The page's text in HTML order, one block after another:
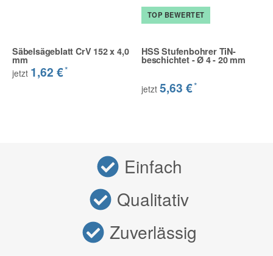
Säbelsägeblatt CrV 152 x 4,0
mm
jetzt 1,62 €*
TOP BEWERTET
HSS Stufenbohrer TiN-
beschichtet - Ø 4 - 20 mm
jetzt 5,63 €*
Einfach
Qualitativ
Zuverlässig